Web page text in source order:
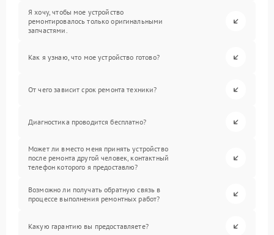
Я хочу, чтобы мое устройство
ремонтировалось только оригинальными
запчастями.
Как я узнаю, что мое устройство готово?
От чего зависит срок ремонта техники?
Диагностика проводится бесплатно?
Может ли вместо меня принять устройство
после ремонта другой человек, контактный
телефон которого я предоставлю?
Возможно ли получать обратную связь в
процессе выполнения ремонтных работ?
Какую гарантию вы предоставляете?